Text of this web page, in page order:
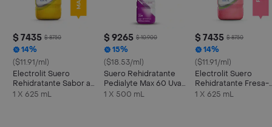
$ 7435 $ 8750
14%
($11.91/ml)
Electrolit Suero
Rehidratante Sabor a
Maracuyá
1 X 625 mL
$ 9265 $ 10.900
15%
($18.53/ml)
Suero Rehidratante
Pedialyte Max 60 Uva
Frasco 500 mL
1 X 500 mL
$ 7435 $ 8750
14%
($11.91/ml)
Electrolit Suero
Rehidratante Fresa-
Kiwi
1 X 625 mL